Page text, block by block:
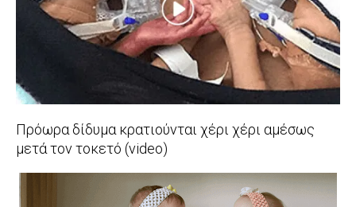
Πρόωρα δίδυμα κρατιούνται χέρι χέρι αμέσως
μετά τον τοκετό (video)
2017-
02-